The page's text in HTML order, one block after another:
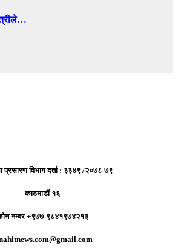
प्रसारण विभाग दर्ता : ३३४९ /२०७८-७९
काठमाडौं १६
नम्बर +९७७-९८४१९७४२१३